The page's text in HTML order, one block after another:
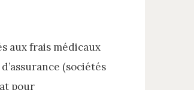
aux frais médicaux
(sociétés
pour